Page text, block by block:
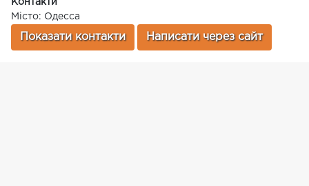
Контакти
Місто: Одесса
Показати контакти Написати через сайт